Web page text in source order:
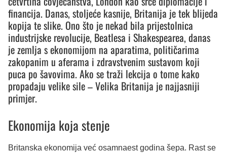
financija. Danas, stoljeće kasnije, Britanija je tek blijeda
kopija te slike. Ono što je nekad bila prijestolnica
industrijske revolucije, Beatlesa i Shakespearea, danas
je zemlja s ekonomijom na aparatima, političarima
zakopanim u aferama i zdravstvenim sustavom koji
puca po šavovima. Ako se traži lekcija o tome kako
propadaju velike sile – Velika Britanija je najjasniji
primjer.
Ekonomija koja stenje
Britanska ekonomija već osamnaest godina šepa. Rast se